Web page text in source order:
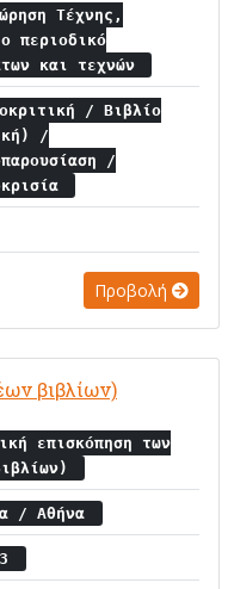
Τέχνης,
περιοδικό
και τεχνών
/ Βιβλίο
/
/
Προβολή
βιβλίων)
επισκόπηση των
/ Αθήνα